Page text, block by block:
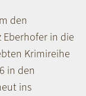
den
in die
Krimireihe
in den
ins